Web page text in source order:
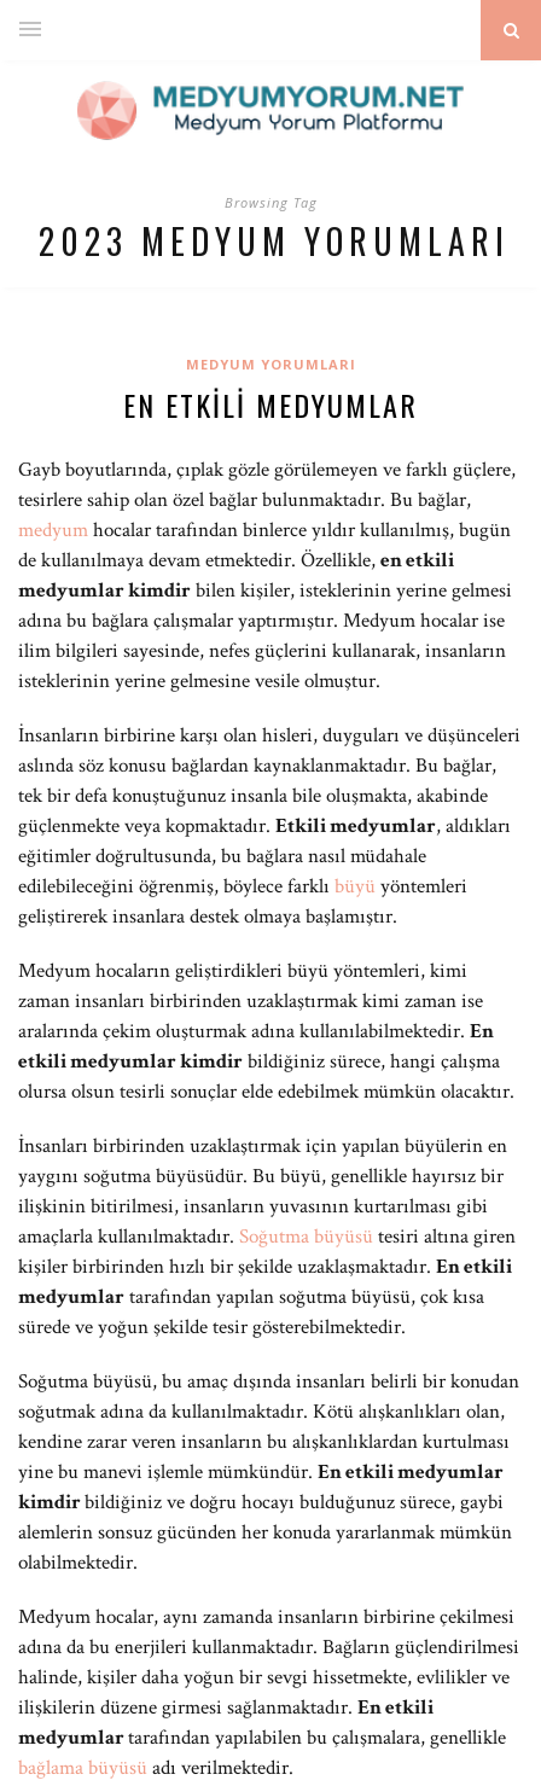
Browsing Tag
2023 MEDYUM YORUMLARI
MEDYUM YORUMLARI
EN ETKILI MEDYUMLAR
Gayb boyutlarında, çıplak gözle görülemeyen ve farklı güçlere,
tesirlere sahip olan özel bağlar bulunmaktadır. Bu bağlar,
medyumhocalar tarafından binlerce yıldır kullanılmış, bugün
de kullanılmaya devam etmektedir. Özellikle,en etkili
medyumlar kimdirbilen kişiler, isteklerinin yerine gelmesi
adına bu bağlara çalışmalar yaptırmıştır. Medyum hocalar ise
ilim bilgileri sayesinde, nefes güçlerini kullanarak, insanların
isteklerinin yerine gelmesine vesile olmuştur.
İnsanların birbirine karşı olan hisleri, duyguları ve düşünceleri
aslında söz konusu bağlardan kaynaklanmaktadır. Bu bağlar,
tek bir defa konuştuğunuz insanla bile oluşmakta, akabinde
güçlenmekte veya kopmaktadır. Etkili medyumlar, aldıkları
eğitimler doğrultusunda, bu bağlara nasıl müdahale
edilebileceğini öğrenmiş, böylece farklı büyü yöntemleri
geliştirerek insanlara destek olmaya başlamıştır.
Medyum hocaların geliştirdikleri büyü yöntemleri, kimi
zaman insanları birbirinden uzaklaştırmak kimi zaman ise
aralarında çekim oluşturmak adına kullanılabilmektedir. En
etkili medyumlar kimdirbildiğiniz sürece, hangi çalışma
olursa olsun tesirli sonuçlar elde edebilmek mümkün olacaktır.
İnsanları birbirinden uzaklaştırmak için yapılan büyülerin en
yaygını soğutma büyüsüdür. Bu büyü, genellikle hayırsız bir
ilişkinin bitirilmesi, insanların yuvasının kurtarılması gibi
amaçlarla kullanılmaktadır. Soğutma büyüsü tesiri altına giren
kişiler birbirinden hızlı bir şekilde uzaklaşmaktadır. En etkili
medyumlartarafından yapılan soğutma büyüsü, çok kısa
sürede ve yoğun şekilde tesir gösterebilmektedir.
Soğutma büyüsü, bu amaç dışında insanları belirli bir konudan
soğutmak adına da kullanılmaktadır. Kötü alışkanlıkları olan,
kendine zarar veren insanların bu alışkanlıklardan kurtulması
yine bu manevi işlemle mümkündür. En etkili medyumlar
kimdirbildiğiniz ve doğru hocayı bulduğunuz sürece, gaybi
alemlerin sonsuz gücünden her konuda yararlanmak mümkün
olabilmektedir.
Medyum hocalar, aynı zamanda insanların birbirine çekilmesi
adına da bu enerjileri kullanmaktadır. Bağların güçlendirilmesi
halinde, kişiler daha yoğun bir sevgi hissetmekte, evlilikler ve
ilişkilerin düzene girmesi sağlanmaktadır. En etkili
medyumlartarafından yapılabilen bu çalışmalara, genellikle
bağlama büyüsü adı verilmektedir.